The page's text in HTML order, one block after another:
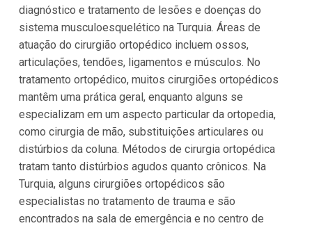
diagnóstico e tratamento de lesões e doenças do
sistema musculoesquelético na Turquia. Áreas de
atuação do cirurgião ortopédico incluem ossos,
articulações, tendões, ligamentos e músculos. No
tratamento ortopédico, muitos cirurgiões ortopédicos
mantêm uma prática geral, enquanto alguns se
especializam em um aspecto particular da ortopedia,
como cirurgia de mão, substituições articulares ou
distúrbios da coluna. Métodos de cirurgia ortopédica
tratam tanto distúrbios agudos quanto crônicos. Na
Turquia, alguns cirurgiões ortopédicos são
especialistas no tratamento de trauma e são
encontrados na sala de emergência e no centro de